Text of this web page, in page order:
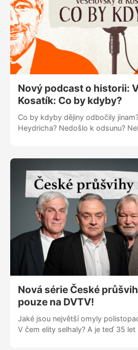
Mistrovství jsem odpracoval
i hlavou,“ dodává.
Nový podcast o historii:
Kosatík: Co by kdyby?
Co by kdyby dějiny odbočily
Heydricha? Nedošlo k odsunu?
momenty, které nás formují
hloubky o tom, co bylo. A co
Zaváděcí cena na omezenou
nebo ještě výhodněji 999 Kč ročně.
Nová série České
pouze na DVTV!
Jaké jsou největší omyly
V čem elity selhaly? A je teď 35